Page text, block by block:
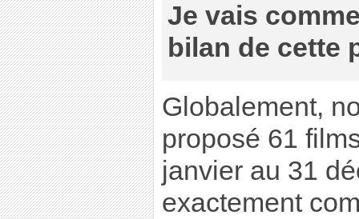
Je vais
bilan de cette
Globalement,
proposé 61
janvier au 31
exactement